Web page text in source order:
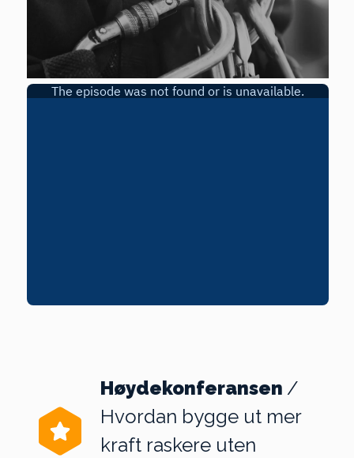
Høydekonferansen /
Hvordan bygge ut mer
kraft raskere uten